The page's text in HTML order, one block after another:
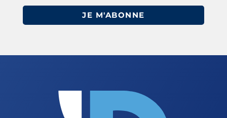
JE M'ABONNE